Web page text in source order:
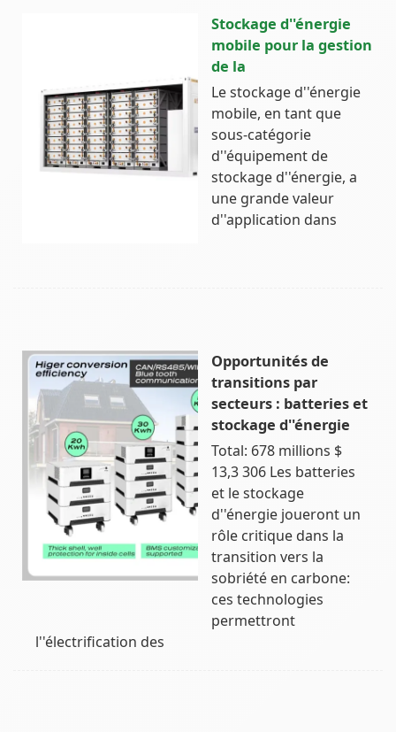
Stockage d''énergie
mobile pour la gestion
de la
Le stockage d''énergie
mobile, en tant que
sous-catégorie
d''équipement de
stockage d''énergie, a
une grande valeur
d''application dans
Opportunités de
transitions par
secteurs : batteries et
stockage d''énergie
Total: 678 millions $
13,3 306 Les batteries
et le stockage
d''énergie joueront un
rôle critique dans la
transition vers la
sobriété en carbone:
ces technologies
permettront
l''électrification des